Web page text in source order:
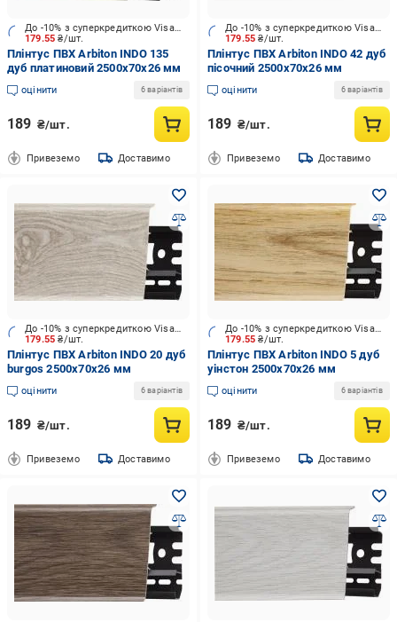
179.55₴/шт.
До -10% з суперкредиткою Visa Вигода
Плінтус ПВХ Arbiton INDO 135
дуб платиновий 2500х70x26 мм
оцінити 6 варіантів
189 ₴/шт.
Привеземо Доставимо
179.55₴/шт.
До -10% з суперкредиткою Visa Вигода
Плінтус ПВХ Arbiton INDO 42 дуб
пісочний 2500х70x26 мм
оцінити 6 варіантів
189 ₴/шт.
Привеземо Доставимо
179.55₴/шт.
До -10% з суперкредиткою Visa Вигода
Плінтус ПВХ Arbiton INDO 20 дуб
burgos 2500х70x26 мм
оцінити 6 варіантів
189 ₴/шт.
Привеземо Доставимо
179.55₴/шт.
До -10% з суперкредиткою Visa Вигода
Плінтус ПВХ Arbiton INDO 5 дуб
уінстон 2500х70x26 мм
оцінити 6 варіантів
189 ₴/шт.
Привеземо Доставимо